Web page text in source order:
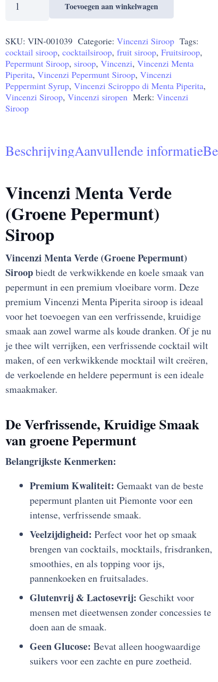
Menta
(Groene
Pepermunt)
Siroop
700ml
aantal
Toevoegen aan winkelwagen
SKU:VIN-001039 Categorie:Vincenzi Siroop Tags:
cocktail siroop,cocktailsiroop,fruit siroop,Fruitsiroop,
Pepermunt Siroop, siroop,Vincenzi,Vincenzi Menta
Piperita,Vincenzi Pepermunt Siroop,Vincenzi
Peppermint Syrup,Vincenzi Sciroppo di Menta Piperita,
Vincenzi Siroop,Vincenzi siropen Merk:Vincenzi
Siroop
BeschrijvingAanvullende informatie
Vincenzi Menta Verde
(Groene Pepermunt)
Siroop
Vincenzi Menta Verde (Groene Pepermunt)
Siroopbiedt de verkwikkende en koele smaak van
pepermunt in een premium vloeibare vorm. Deze
premium Vincenzi Menta Piperita siroop is ideaal
voor het toevoegen van een verfrissende, kruidige
smaak aan zowel warme als koude dranken. Of je nu
je thee wilt verrijken, een verfrissende cocktail wilt
maken, of een verkwikkende mocktail wilt creëren,
de verkoelende en heldere pepermunt is een ideale
smaakmaker.
De Verfrissende, Kruidige Smaak
van groene Pepermunt
Belangrijkste Kenmerken:
Premium Kwaliteit: Gemaakt van de beste
pepermunt planten uit Piemonte voor een
intense, verfrissende smaak.
Veelzijdigheid: Perfect voor het op smaak
brengen van cocktails, mocktails, frisdranken,
smoothies, en als topping voor ijs,
pannenkoeken en fruitsalades.
Glutenvrij & Lactosevrij: Geschikt voor
mensen met dieetwensen zonder concessies te
doen aan de smaak.
Geen Glucose: Bevat alleen hoogwaardige
suikers voor een zachte en pure zoetheid.